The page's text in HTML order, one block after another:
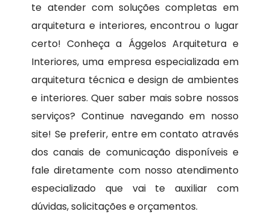
te atender com soluções completas em
arquitetura e interiores, encontrou o lugar
certo! Conheça a Ággelos Arquitetura e
Interiores, uma empresa especializada em
arquitetura técnica e design de ambientes
e interiores. Quer saber mais sobre nossos
serviços? Continue navegando em nosso
site! Se preferir, entre em contato através
dos canais de comunicação disponíveis e
fale diretamente com nosso atendimento
especializado que vai te auxiliar com
dúvidas, solicitações e orçamentos.